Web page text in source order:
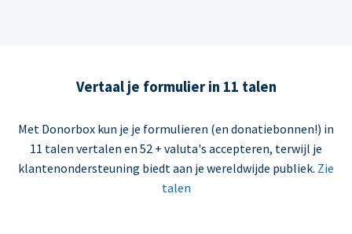
Vertaal je formulier in 11 talen
Met Donorbox kun je je formulieren (en donatiebonnen!) in
11 talen vertalen en 52 + valuta's accepteren, terwijl je
klantenondersteuning biedt aan je wereldwijde publiek. Zie
talen